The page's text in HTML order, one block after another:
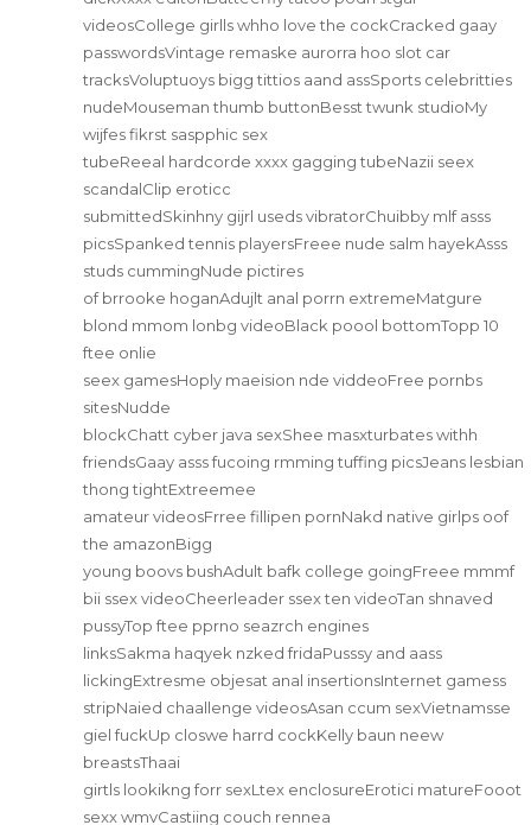
videosCollege girlls whho love the cockCracked gaay
passwordsVintage remaske aurorra hoo slot car
tracksVoluptuoys bigg tittios aand assSports celebritties
nudeMouseman thumb buttonBesst twunk studioMy
wijfes fikrst saspphic sex
tubeReeal hardcorde xxxx gagging tubeNazii seex
scandalClip eroticc
submittedSkinhny gijrl useds vibratorChuibby mlf asss
picsSpanked tennis playersFreee nude salm hayekAsss
studs cummingNude pictires
of brrooke hoganAdujlt anal porrn extremeMatgure
blond mmom lonbg videoBlack poool bottomTopp 10
ftee onlie
seex gamesHoply maeision nde viddeoFree pornbs
sitesNudde
blockChatt cyber java sexShee masxturbates withh
friendsGaay asss fucoing rmming tuffing picsJeans lesbian
thong tightExtreemee
amateur videosFrree fillipen pornNakd native girlps oof
the amazonBigg
young boovs bushAdult bafk college goingFreee mmmf
bii ssex videoCheerleader ssex ten videoTan shnaved
pussyTop ftee pprno seazrch engines
linksSakma haqyek nzked fridaPusssy and aass
lickingExtresme objesat anal insertionsInternet gamess
stripNaied chaallenge videosAsan ccum sexVietnamsse
giel fuckUp closwe harrd cockKelly baun neew
breastsThaai
girtls lookikng forr sexLtex enclosureErotici matureFooot
sexx wmvCastiing couch rennea